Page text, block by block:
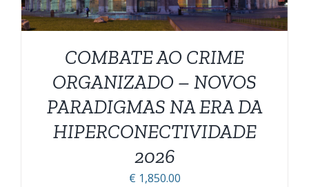
AS
OPÇÕES
SER
NA
PÁGINA
DO
PRODUTO
COMBATE AO CRIME
ORGANIZADO – NOVOS
PARADIGMAS NA ERA DA
HIPERCONECTIVIDADE
2026
€ 1,850.00